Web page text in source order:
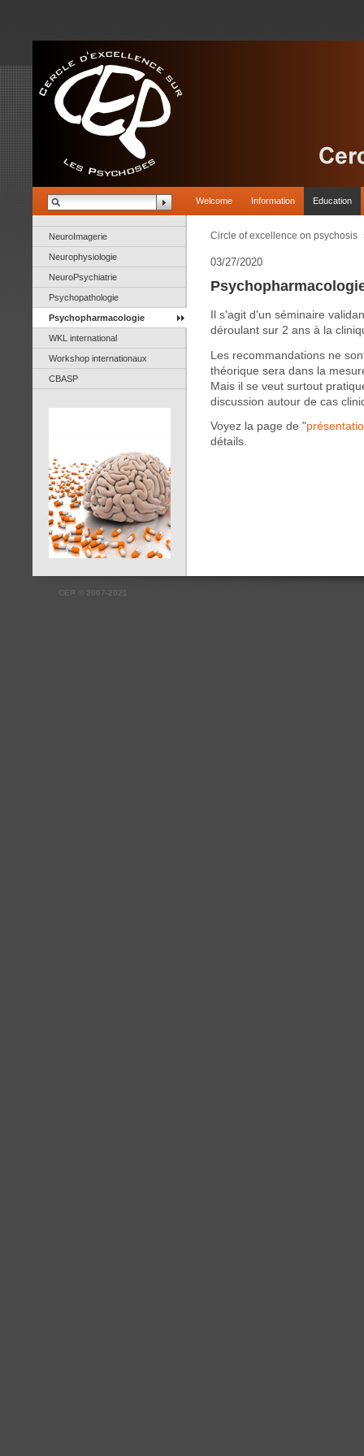
Welcome Information Education
NeuroImagerie
Neurophysiologie
NeuroPsychiatrie
Psychopathologie
Psychopharmacologie
WKL international
Workshop internationaux
CBASP
Circle of excellence on psychosis
03/27/2020
Il s'agit d'un séminaire
déroulant sur 2 ans à la
Les recommandations ne
théorique sera dans la
Mais il se veut surtout
discussion autour de cas
Voyez la page de "
détails.
CEP 2007-2021